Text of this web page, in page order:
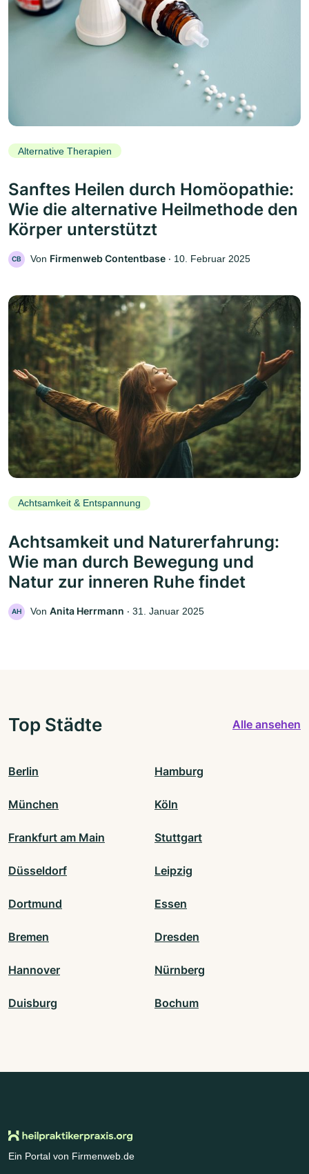
Alternative Therapien
Sanftes Heilen durch Homöopathie:
Wie die alternative Heilmethode den
Körper unterstützt
CB Von Firmenweb Contentbase ‧ 10. Februar 2025
Achtsamkeit & Entspannung
Achtsamkeit und Naturerfahrung:
Wie man durch Bewegung und
Natur zur inneren Ruhe findet
AH Von Anita Herrmann ‧ 31. Januar 2025
Top Städte Alle ansehen
Berlin Hamburg
München Köln
Frankfurt am Main Stuttgart
Düsseldorf Leipzig
Dortmund Essen
Bremen Dresden
Hannover Nürnberg
Duisburg Bochum
Ein Portal von Firmenweb.de